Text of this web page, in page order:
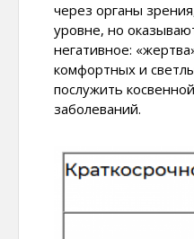
через органы
уровне, но
негативное:
комфортных и
послужить
заболеваний.